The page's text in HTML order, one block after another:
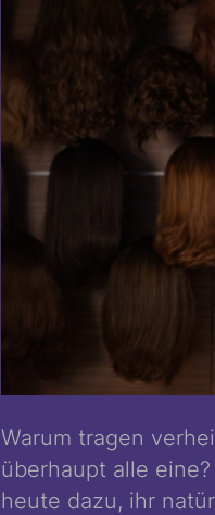
Warum tragen
überhaupt alle
heute dazu, ihr